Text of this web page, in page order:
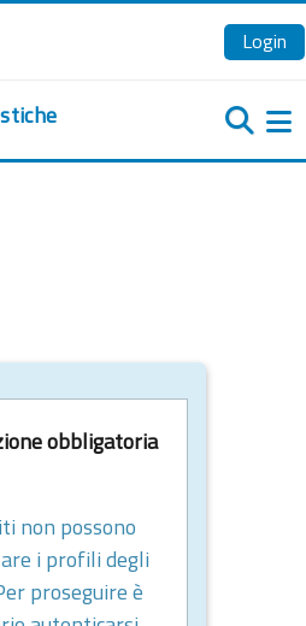
Login
obbligatoria
non possono
i profili degli
proseguire è